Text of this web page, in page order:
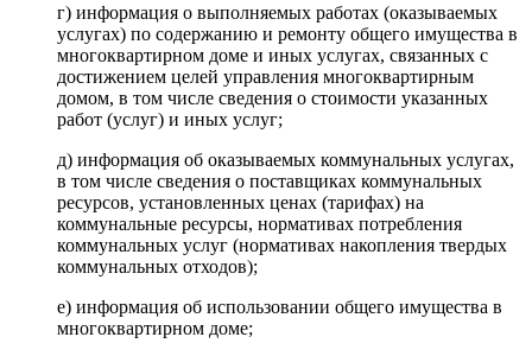
г) информация о выполняемых работах (оказываемых
услугах) по содержанию и ремонту общего имущества в
многоквартирном доме и иных услугах, связанных с
достижением целей управления многоквартирным
домом, в том числе сведения о стоимости указанных
работ (услуг) и иных услуг;
д) информация об оказываемых коммунальных услугах,
в том числе сведения о поставщиках коммунальных
ресурсов, установленных ценах (тарифах) на
коммунальные ресурсы, нормативах потребления
коммунальных услуг (нормативах накопления твердых
коммунальных отходов);
е) информация об использовании общего имущества в
многоквартирном доме;